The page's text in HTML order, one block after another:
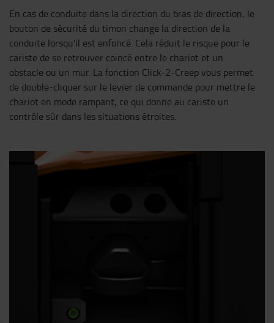
En cas de conduite dans la direction du bras de direction, le
bouton de sécurité du timon change la direction de la
conduite lorsqu'il est enfoncé. Cela réduit le risque pour le
cariste de se retrouver coincé entre le chariot et un
obstacle ou un mur. La fonction Click-2-Creep vous permet
de double-cliquer sur le levier de commande pour mettre le
chariot en mode rampant, ce qui donne au cariste un
contrôle sûr dans les situations étroites.